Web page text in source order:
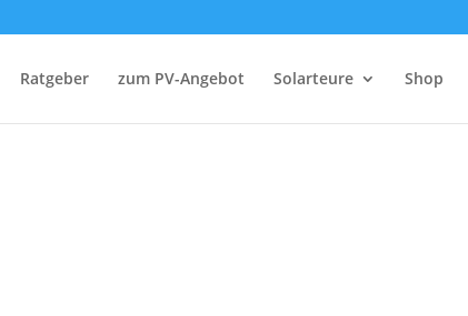
Ratgeber zum PV-Angebot Solarteure Shop